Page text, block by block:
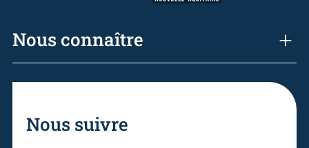
Nous connaître
Nous suivre